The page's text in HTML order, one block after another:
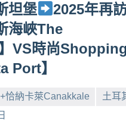
坦堡
2025年再
海峽The
VS時尚Shopping
Port】
恰納卡萊Canakkale
土耳